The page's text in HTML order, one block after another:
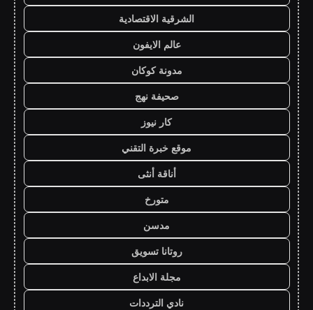
الشرقية الاقتصادية
عالم الايفون
مدونة كوكان
صحيفة نهج
كار نيوز
موقع خبرة التقني
أناقة أنثى
متورخ
مدسن
روتانا تسويق
مجلة الابداع
نادي الترددات